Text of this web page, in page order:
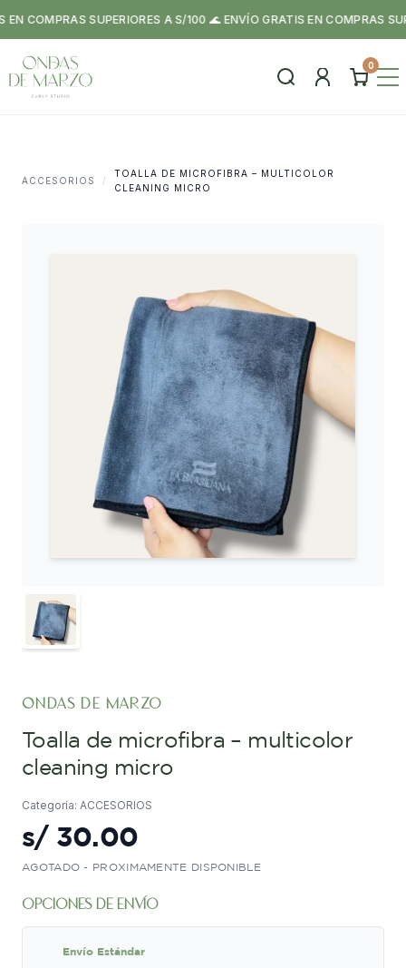
SUPERIORES A S/100 🌊 ENVÍO GRATIS EN COMPRAS
0
ACCESORIOS /
TOALLA DE MICROFIBRA – MULTICOLOR
CLEANING MICRO
ondas de marzo
toalla de microfibra – multicolor
cleaning micro
Categoría: ACCESORIOS
s/30.00
AGOTADO - PROXIMAMENTE DISPONIBLE
opciones de envío
Envío Estándar